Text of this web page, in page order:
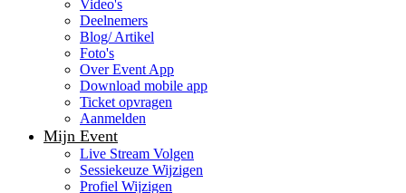
Video's
Deelnemers
Blog/ Artikel
Foto's
Over Event App
Download mobile app
Ticket opvragen
Aanmelden
Mijn Event
Live Stream Volgen
Sessiekeuze Wijzigen
Profiel Wijzigen